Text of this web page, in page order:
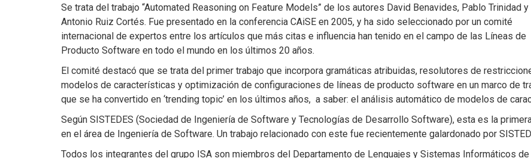
Se trata del trabajo “Automated Reasoning on Feature Models” de los autores David Benavides, Pablo Trinidad y
Antonio Ruiz Cortés. Fue presentado en la conferencia CAiSE en 2005, y ha sido seleccionado por un comité
internacional de expertos entre los artículos que más citas e influencia han tenido en el campo de las Líneas de
Producto Software en todo el mundo en los últimos 20 años.
El comité destacó que se trata del primer trabajo que incorpora gramáticas atribuidas, resolutores de
modelos de características y optimización de configuraciones de líneas de producto software en un marco de
que se ha convertido en ‘trending topic’ en los últimos años, a saber: el análisis automático de modelos de
Según SISTEDES (Sociedad de Ingeniería de Software y Tecnologías de Desarrollo Software), esta es la
en el área de Ingeniería de Software. Un trabajo relacionado con este fue recientemente galardonado por
Todos los integrantes del grupo ISA son miembros del Departamento de Lenguajes y Sistemas Informáticos